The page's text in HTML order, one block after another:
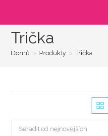
Trička
Domů > Produkty > Trička
Seřadit od nejnovějších